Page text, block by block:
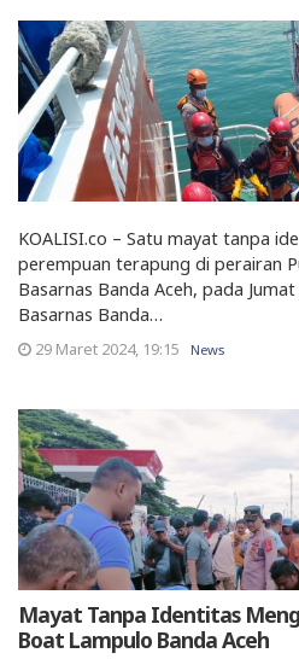
KOALISI.co – Satu mayat tanpa
perempuan terapung di perairan
Basarnas Banda Aceh, pada
Basarnas Banda…
29 Maret 2024, 19:15 News
Mayat Tanpa Identitas
Boat Lampulo Banda Aceh